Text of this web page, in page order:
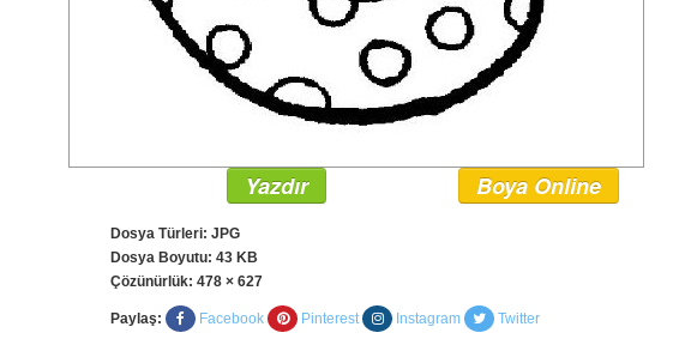
Yazdır Boya Online
Dosya Türleri: JPG
Dosya Boyutu: 43 KB
Çözünürlük: 478 × 627
Paylaş: Facebook Pinterest Instagram Twitter